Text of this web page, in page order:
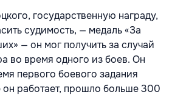
государственную награду,
судимость, — медаль «За
— он мог получить за случай
во время одного из боев. Он
первого боевого задания
он работает, прошло больше 300